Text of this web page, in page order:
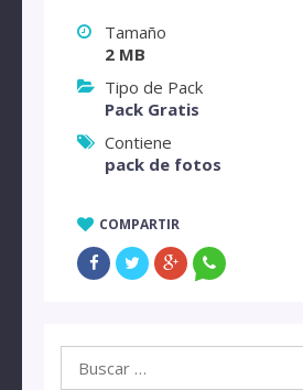
Tamaño
2 MB
Tipo de Pack
Pack Gratis
Contiene
pack de fotos
COMPARTIR